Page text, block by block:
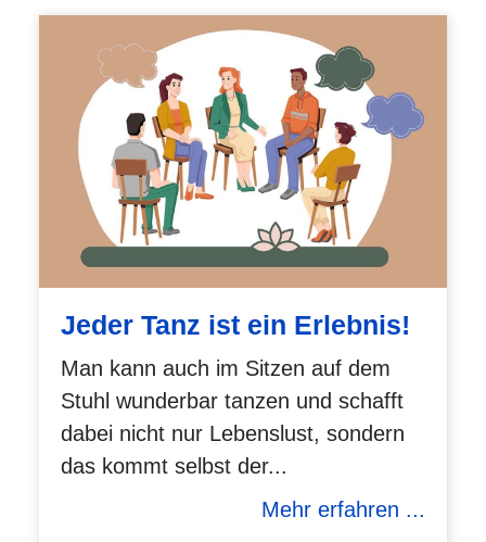
Jeder Tanz ist ein Erlebnis!
Man kann auch im Sitzen auf dem
Stuhl wunderbar tanzen und schafft
dabei nicht nur Lebenslust, sondern
das kommt selbst der...
Mehr erfahren ...